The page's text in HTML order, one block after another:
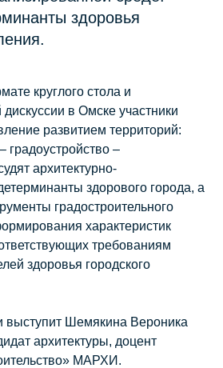
здоровья
круглого стола и
в Омске участники
развитием территорий:
градоустройство –
архитектурно-
здорового города, а
градостроительного
характеристик
требованиям
здоровья городского
выступит Шемякина Вероника
архитектуры, доцент
МАРХИ.